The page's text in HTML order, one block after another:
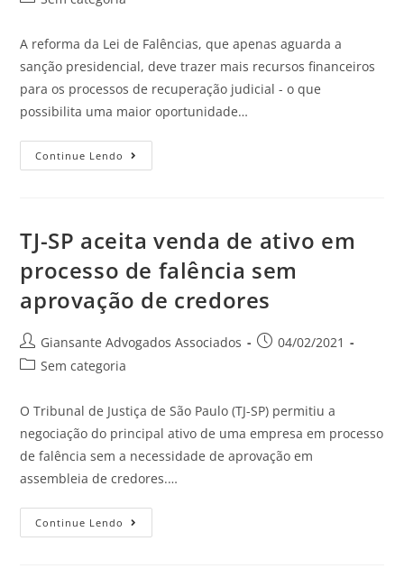
A reforma da Lei de Falências, que apenas aguarda a
sanção presidencial, deve trazer mais recursos financeiros
para os processos de recuperação judicial - o que
possibilita uma maior oportunidade…
Continue Lendo
TJ-SP aceita venda de ativo em
processo de falência sem
aprovação de credores
Giansante Advogados Associados
04/02/2021
Sem categoria
O Tribunal de Justiça de São Paulo (TJ-SP) permitiu a
negociação do principal ativo de uma empresa em processo
de falência sem a necessidade de aprovação em
assembleia de credores.…
Continue Lendo